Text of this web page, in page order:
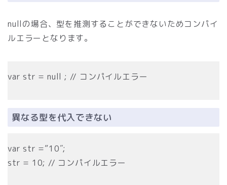
nullの場合、型を推測することができないためコンパイ
ルエラーとなります。
var str = null ; // コンパイルエラー
異なる型を代入できない
var str =”10″;
str = 10; // コンパイルエラー